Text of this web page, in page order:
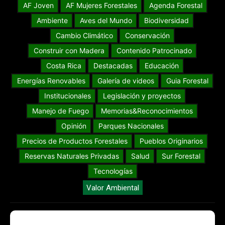
AF Joven AF Mujeres Forestales
Agenda Forestal
Ambiente
Aves del Mundo
Biodiversidad
Cambio Climático
Conservación
Construir con Madera
Contenido Patrocinado
Costa Rica
Destacadas
Educación
Energías Renovables
Galería de videos
Guia Forestal
Institucionales
Legislación y proyectos
Manejo de Fuego
Memorias&Reconocimientos
Opinión
Parques Nacionales
Precios de Productos Forestales
Pueblos Originarios
Reservas Naturales Privadas
Salud
Sur Forestal
Tecnologías
Valor Ambiental